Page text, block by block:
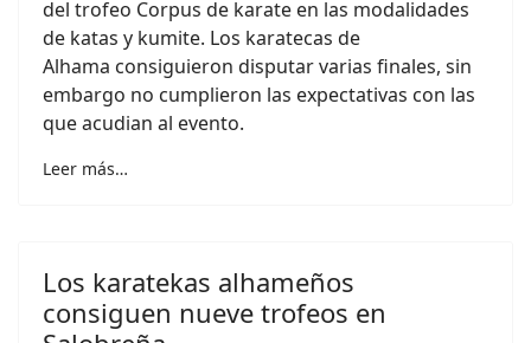
del trofeo Corpus de karate en las modalidades
de katas y kumite. Los karatecas de
Alhama consiguieron disputar varias finales, sin
embargo no cumplieron las expectativas con las
que acudian al evento.
Leer más…
Los karatekas alhameños
consiguen nueve trofeos en